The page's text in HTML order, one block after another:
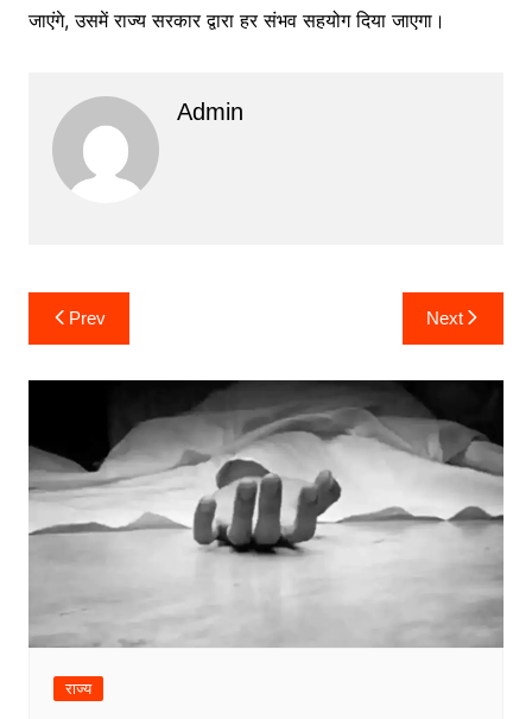
जाएंगे, उसमें राज्य सरकार द्वारा हर संभव सहयोग दिया जाएगा।
Admin
Post
navigation
Prev Next
राज्य